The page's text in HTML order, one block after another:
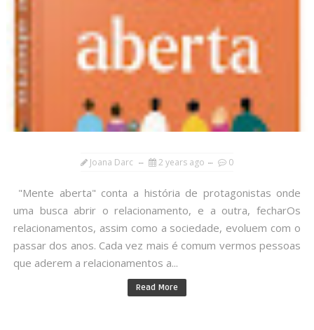
Joana Darc 2 years ago 0
"Mente aberta" conta a história de protagonistas onde
uma busca abrir o relacionamento, e a outra, fecharOs
relacionamentos, assim como a sociedade, evoluem com o
passar dos anos. Cada vez mais é comum vermos pessoas
que aderem a relacionamentos a...
Read More